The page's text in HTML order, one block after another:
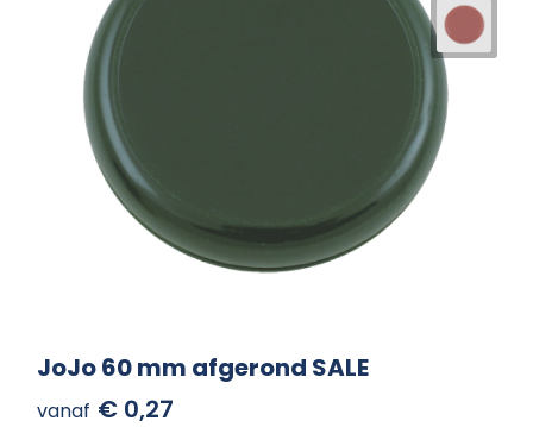
JoJo 60 mm afgerond SALE
vanaf € 0,27